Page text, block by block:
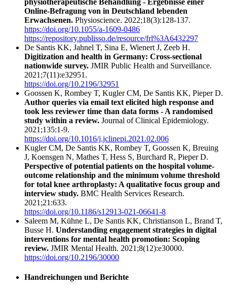
Online-Befragung von in Deutschland lebenden
Erwachsenen. Physioscience. 2022;18(3):128-137.
https://doi.org/10.1055/a-1609-0486
https://repository.publisso.de/resource/frl%3A6432297
De Santis KK, Jahnel T, Sina E, Wienert J, Zeeb H.
Digitization and health in Germany: Cross-sectional
nationwide survey. JMIR Public Health and Surveillance.
2021;7(11):e32951.
https://doi.org/10.2196/32951
Goossen K, Rombey T, Kugler CM, De Santis KK, Pieper D.
Author queries via email text elicited high response and
took less reviewer time than data forms - A randomised
study within a review. Journal of Clinical Epidemiology.
2021;135:1-9.
https://doi.org/10.1016/j.jclinepi.2021.02.006
Kugler CM, De Santis KK, Rombey T, Goossen K, Breuing
J, Koensgen N, Mathes T, Hess S, Burchard R, Pieper D.
Perspective of potential patients on the hospital volume-
outcome relationship and the minimum volume threshold
for total knee arthroplasty: A qualitative focus group and
interview study. BMC Health Services Research.
2021;21:633.
https://doi.org/10.1186/s12913-021-06641-8
Saleem M, Kühne L, De Santis KK, Christianson L, Brand T,
Busse H. Understanding engagement strategies in digital
interventions for mental health promotion: Scoping
review. JMIR Mental Health. 2021;8(12):e30000.
https://doi.org/10.2196/30000
Handreichungen und Berichte